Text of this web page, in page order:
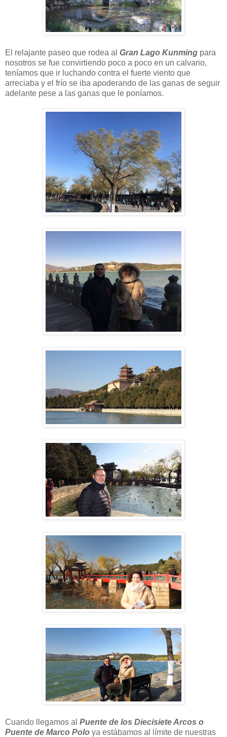
El relajante paseo que rodea al Gran Lago Kunming para
nosotros se fue convirtiendo poco a poco en un calvario,
teníamos que ir luchando contra el fuerte viento que
arreciaba y el frío se iba apoderando de las ganas de seguir
adelante pese a las ganas que le poníamos.
Cuando llegamos al Puente de los Diecisiete Arcos o
Puente de Marco Polo ya estábamos al límite de nuestras